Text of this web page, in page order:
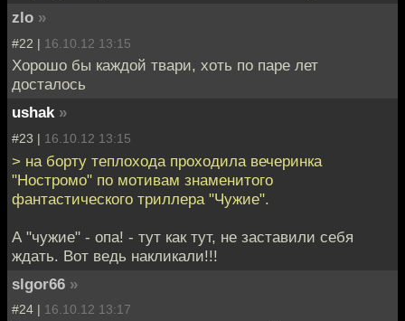
zlo »
#22 | 16.10.12 13:15
Хорошо бы каждой твари, хоть по паре лет
досталось
ushak »
#23 | 16.10.12 13:15
> на борту теплохода проходила вечеринка
"Ностромо" по мотивам знаменитого
фантастического триллера "Чужие".
А "чужие" - опа! - тут как тут, не заставили себя
ждать. Вот ведь накликали!!!
slgor66 »
#24 | 16.10.12 13:17